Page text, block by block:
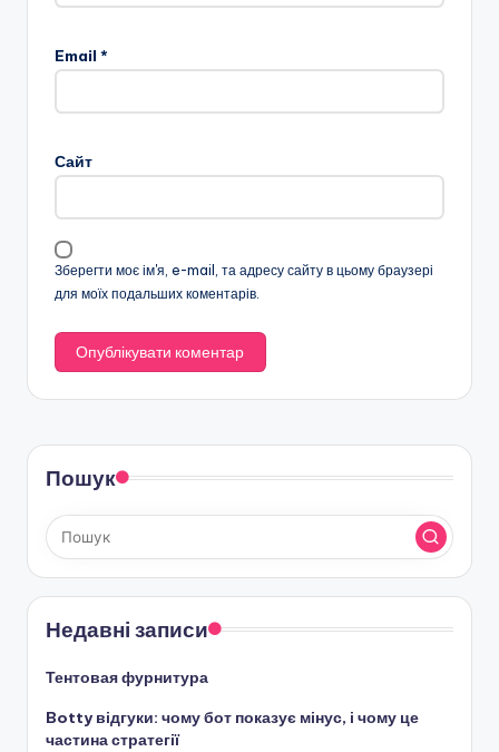
Email *
Сайт
Зберегти моє ім'я, e-mail, та адресу сайту в цьому браузері
для моїх подальших коментарів.
Пошук
Недавні записи
Тентовая фурнитура
Botty відгуки: чому бот показує мінус, і чому це
частина стратегії